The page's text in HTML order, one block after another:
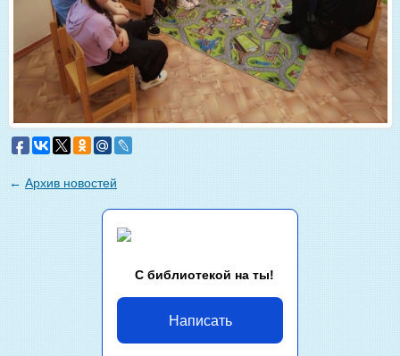
← Архив новостей
С библиотекой на ты!
Написать